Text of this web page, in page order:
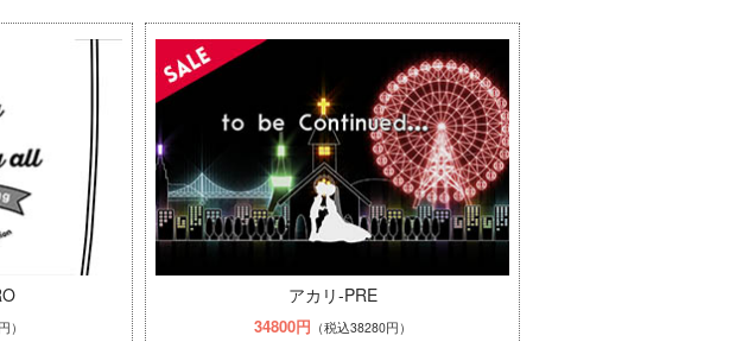
）
アカリ-PRE
34800円 （税込38280円）